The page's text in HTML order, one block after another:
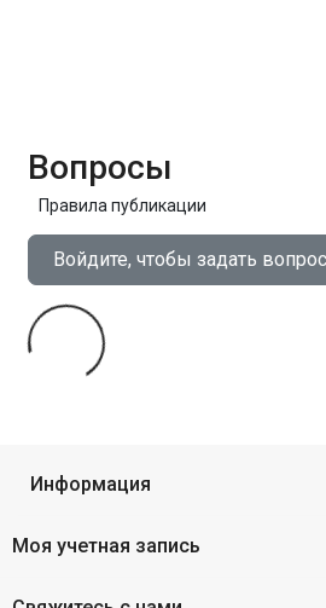
Вопросы
Правила публикации
Войдите, чтобы задать вопрос
Информация
Моя учетная запись